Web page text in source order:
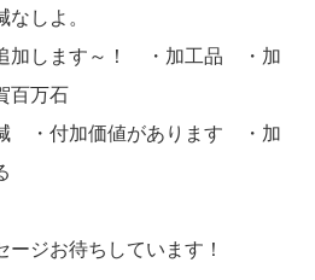
しよ。
加します～！ ・加工品 ・加
百万石
・付加価値があります ・加
ジお待ちしています！